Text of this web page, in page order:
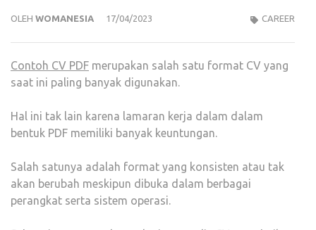
OLEH WOMANESIA 17/04/2023 CAREER
Contoh CV PDF merupakan salah satu format CV yang
saat ini paling banyak digunakan.
Hal ini tak lain karena lamaran kerja dalam dalam
bentuk PDF memiliki banyak keuntungan.
Salah satunya adalah format yang konsisten atau tak
akan berubah meskipun dibuka dalam berbagai
perangkat serta sistem operasi.